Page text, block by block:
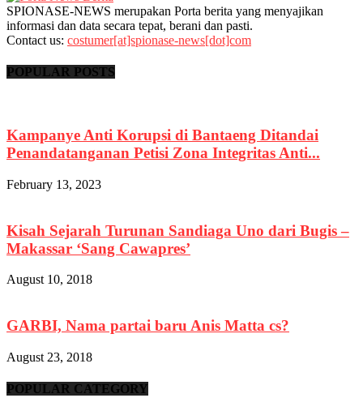
SPIONASE-NEWS merupakan Porta berita yang menyajikan
informasi dan data secara tepat, berani dan pasti.
Contact us: costumer[at]spionase-news[dot]com
POPULAR POSTS
Kampanye Anti Korupsi di Bantaeng Ditandai
Penandatanganan Petisi Zona Integritas Anti...
February 13, 2023
Kisah Sejarah Turunan Sandiaga Uno dari Bugis –
Makassar ‘Sang Cawapres’
August 10, 2018
GARBI, Nama partai baru Anis Matta cs?
August 23, 2018
POPULAR CATEGORY